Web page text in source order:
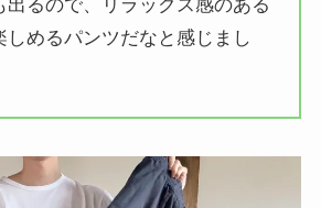
出るので、リラックス感のある
しめるパンツだなと感じまし